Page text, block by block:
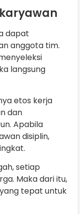
dapat
anggota tim.
langsung
etos kerja
dan
Apabila
disiplin,
setiap
Maka dari itu,
tepat untuk